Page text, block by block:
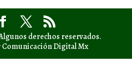
derechos reservados.
Digital Mx